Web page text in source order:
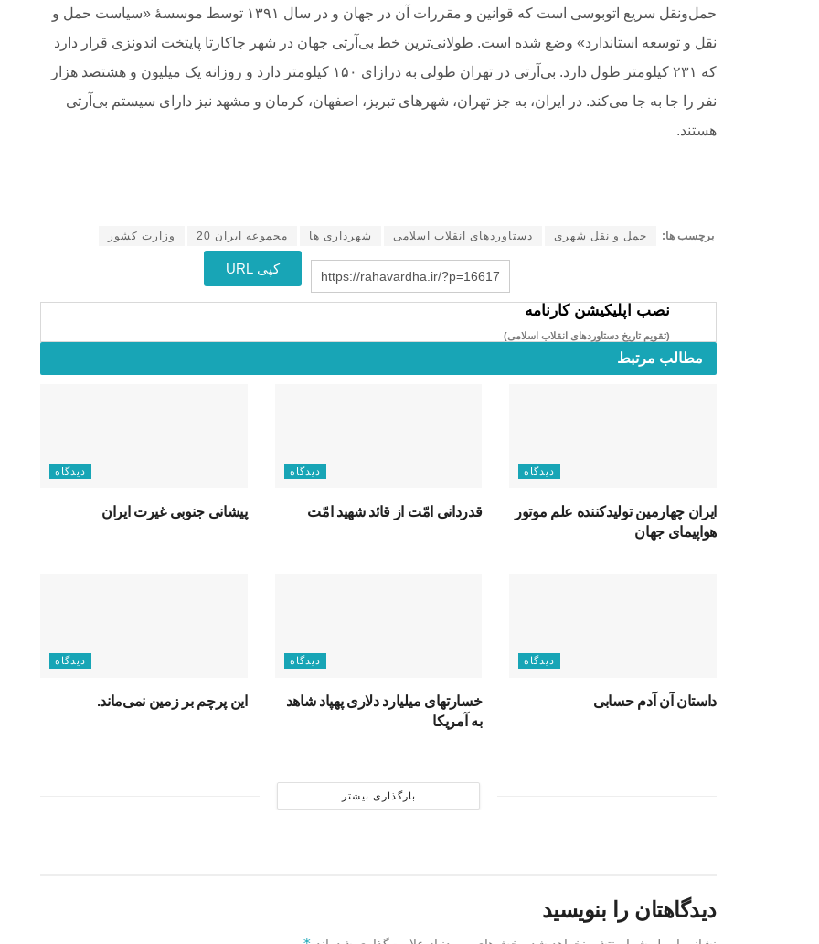
حمل‌ونقل سریع اتوبوسی است که قوانین و مقررات آن در جهان و در سال ۱۳۹۱ توسط موسسۀ «سیاست حمل و
نقل و توسعه استاندارد» وضع شده است. طولانی‌ترین خط بی‌آرتی جهان در شهر جاکارتا پایتخت اندونزی قرار دارد
که ۲۳۱ کیلومتر طول دارد. بی‌آرتی در تهران طولی به درازای ۱۵۰ کیلومتر دارد و روزانه یک میلیون و هشتصد هزار
نفر را جا به جا می‌کند. در ایران، به جز تهران، شهرهای تبریز، اصفهان، کرمان و مشهد نیز دارای سیستم بی‌آرتی
هستند.
برچسب ها: حمل و نقل شهری دستاوردهای انقلاب اسلامی شهرداری ها مجموعه ایران 20 وزارت کشور
https://rahavardha.ir/?p=16617 کپی URL
نصب اپلیکیشن کارنامه
(تقویم تاریخ دستاوردهای انقلاب اسلامی​)
مطالب مرتبط
دیدگاه
ایران چهارمین تولیدکننده علم موتور
هواپیمای جهان
دیدگاه
قدردانی امّت از قائد شهید امّت
دیدگاه
پیشانی جنوبی غیرت ایران
دیدگاه
داستان آن آدم حسابی
دیدگاه
خسارتهای میلیارد دلاری پهپاد شاهد
به آمریکا
دیدگاه
این پرچم بر زمین نمی‌ماند.
بارگذاری بیشتر
دیدگاهتان را بنویسید